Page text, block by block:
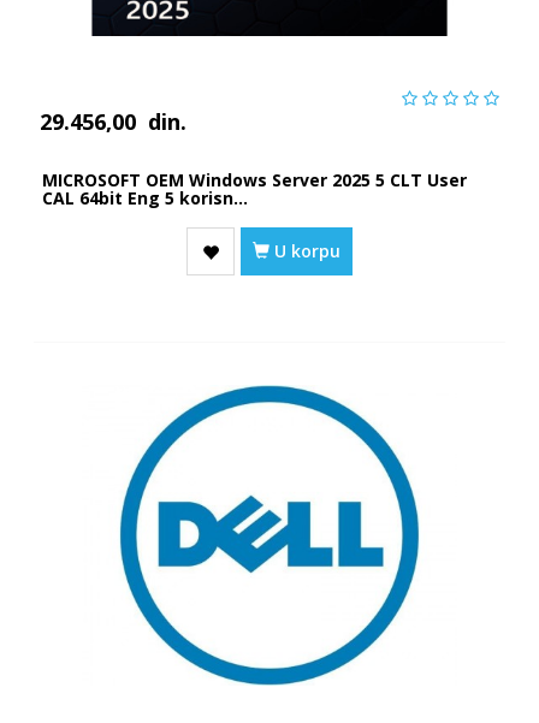
29.456,00 din.
MICROSOFT OEM Windows Server 2025 5 CLT User
CAL 64bit Eng 5 korisn...
U korpu